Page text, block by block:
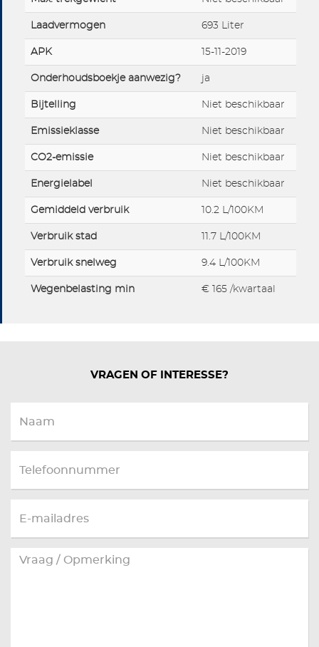
Laadvermogen 693 Liter
APK 15-11-2019
Onderhoudsboekje aanwezig? ja
Bijtelling Niet beschikbaar
Emissieklasse Niet beschikbaar
CO2-emissie Niet beschikbaar
Energielabel Niet beschikbaar
Gemiddeld verbruik 10.2 L/100KM
Verbruik stad 11.7 L/100KM
Verbruik snelweg 9.4 L/100KM
Wegenbelasting min € 165 /kwartaal
VRAGEN OF INTERESSE?